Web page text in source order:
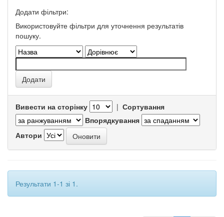
Додати фільтри:
Використовуйте фільтри для уточнення результатів
пошуку.
Вивести на сторінку | Сортування
Впорядкування
Автори
Результати 1-1 зі 1.